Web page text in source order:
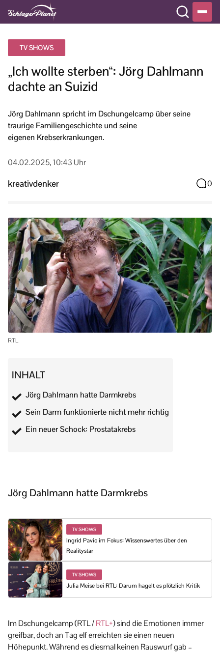
TV SHOWS
„Ich wollte sterben“: Jörg Dahlmann
dachte an Suizid
Jörg Dahlmann spricht im Dschungelcamp über seine
traurige Familiengeschichte und seine
eigenen Krebserkrankungen.
04.02.2025, 10:43 Uhr
kreativdenker 0
RTL
INHALT
Jörg Dahlmann hatte Darmkrebs
Sein Darm funktionierte nicht mehr richtig
Ein neuer Schock: Prostatakrebs
Jörg Dahlmann hatte Darmkrebs
TV SHOWS
Ingrid Pavic im Fokus: Wissenswertes über den
Realitystar
TV SHOWS
Julia Meise bei RTL: Darum hagelt es plötzlich Kritik
Im Dschungelcamp (RTL /RTL+) sind die Emotionen immer
greifbar, doch an Tag elf erreichten sie einen neuen
Höhepunkt. Während es diesmal keinen Rauswurf gab –